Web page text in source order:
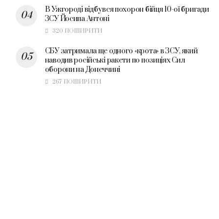
В Ужгороді відбувся похорон бійця 10-ої бригади
ЗСУ Йосипа Антоні
320 ПОШИРИТИ
СБУ затримала ще одного «крота» в ЗСУ, який
наводив російські ракети по позиціях Сил
оборони на Донеччині
267 ПОШИРИТИ